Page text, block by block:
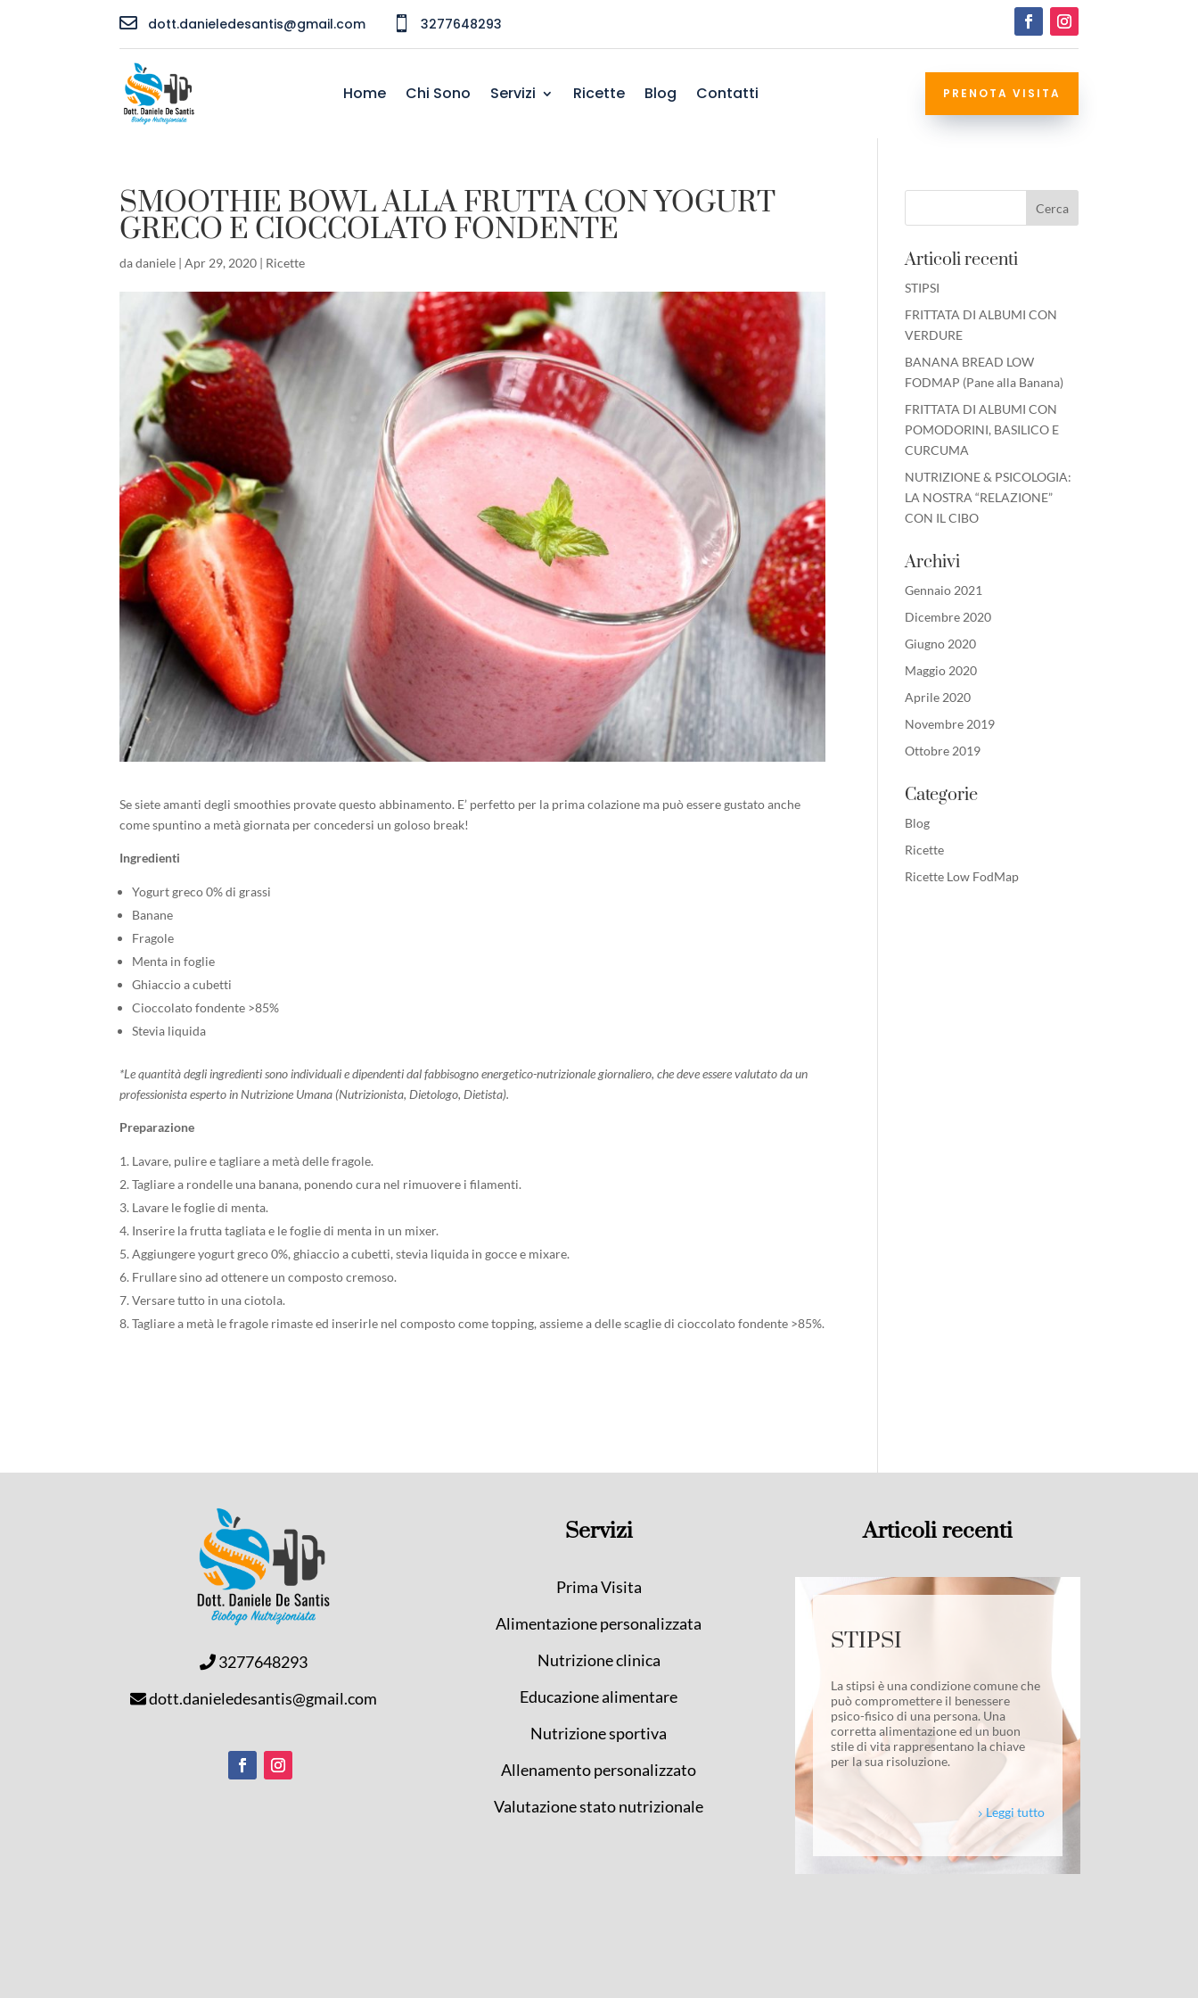
 dott.danieledesantis@gmail.com  3277648293
Home Chi Sono Servizi Ricette Blog Contatti PRENOTA VISITA
SMOOTHIE BOWL ALLA FRUTTA CON YOGURT
GRECO E CIOCCOLATO FONDENTE
dadaniele |Apr 29, 2020 | Ricette
Se siete amanti degli smoothies provate questo abbinamento. E’ perfetto per la prima colazione ma può essere gustato anche
come spuntino a metà giornata per concedersi un goloso break!
Ingredienti
Yogurt greco 0% di grassi
Banane
Fragole
Menta in foglie
Ghiaccio a cubetti
Cioccolato fondente >85%
Stevia liquida
*Le quantità degli ingredienti sono individuali e dipendenti dal fabbisogno energetico-nutrizionale giornaliero, che deve essere valutato da un
professionista esperto in Nutrizione Umana (Nutrizionista, Dietologo, Dietista).
Preparazione
Lavare, pulire e tagliare a metà delle fragole.
Tagliare a rondelle una banana, ponendo cura nel rimuovere i filamenti.
Lavare le foglie di menta.
Inserire la frutta tagliata e le foglie di menta in un mixer.
Aggiungere yogurt greco 0%, ghiaccio a cubetti, stevia liquida in gocce e mixare.
Frullare sino ad ottenere un composto cremoso.
Versare tutto in una ciotola.
Tagliare a metà le fragole rimaste ed inserirle nel composto come topping, assieme a delle scaglie di cioccolato fondente >85%.
Articoli recenti
STIPSI
FRITTATA DI ALBUMI CON
VERDURE
BANANA BREAD LOW
FODMAP (Pane alla Banana)
FRITTATA DI ALBUMI CON
POMODORINI, BASILICO E
CURCUMA
NUTRIZIONE & PSICOLOGIA:
LA NOSTRA “RELAZIONE”
CON IL CIBO
Archivi
Gennaio 2021
Dicembre 2020
Giugno 2020
Maggio 2020
Aprile 2020
Novembre 2019
Ottobre 2019
Categorie
Blog
Ricette
Ricette Low FodMap
3277648293
dott.danieledesantis@gmail.com
Servizi
Prima Visita
Alimentazione personalizzata
Nutrizione clinica
Educazione alimentare
Nutrizione sportiva
Allenamento personalizzato
Valutazione stato nutrizionale
Articoli recenti
STIPSI
La stipsi è una condizione comune che
può compromettere il benessere
psico-fisico di una persona. Una
corretta alimentazione ed un buon
stile di vita rappresentano la chiave
per la sua risoluzione.
Leggi tutto